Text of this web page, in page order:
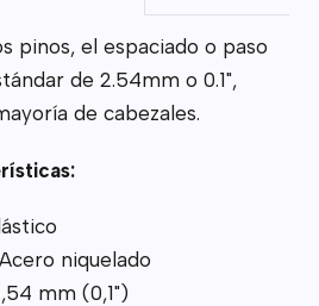
pinos, el espaciado o paso
de 2.54mm o 0.1",
de cabezales.
niquelado
mm (0,1")